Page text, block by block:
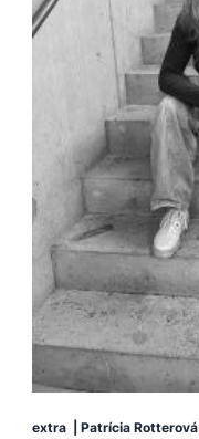
extra Patrícia Rotterová